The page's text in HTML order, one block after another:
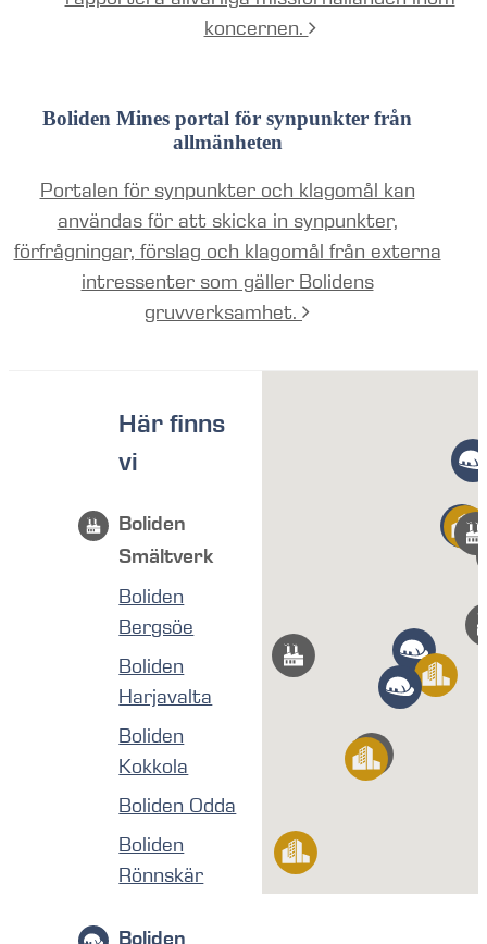
koncernen.
Boliden Mines portal för synpunkter från
allmänheten
Portalen för synpunkter och klagomål kan
användas för att skicka in synpunkter,
förfrågningar, förslag och klagomål från externa
intressenter som gäller Bolidens
gruvverksamhet.
Här finns
vi
Boliden
Smältverk
Boliden
Bergsöe
Boliden
Harjavalta
Boliden
Kokkola
Boliden Odda
Boliden
Rönnskär
Boliden